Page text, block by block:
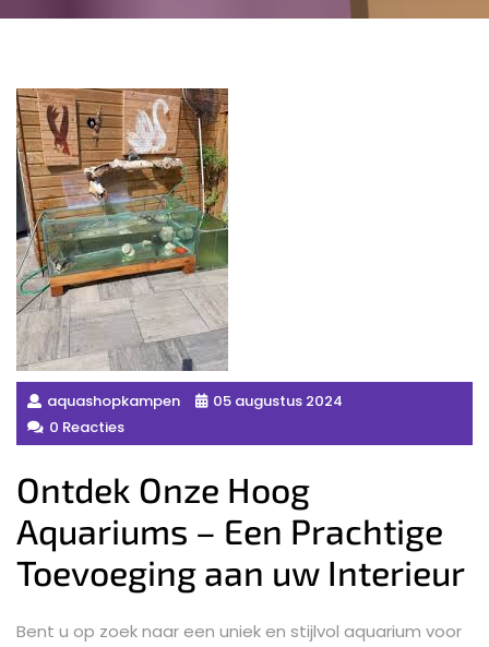
aquashopkampen
05 augustus 2024
0 Reacties
Ontdek Onze Hoog
Aquariums – Een Prachtige
Toevoeging aan uw Interieur
Bent u op zoek naar een uniek en stijlvol aquarium voor